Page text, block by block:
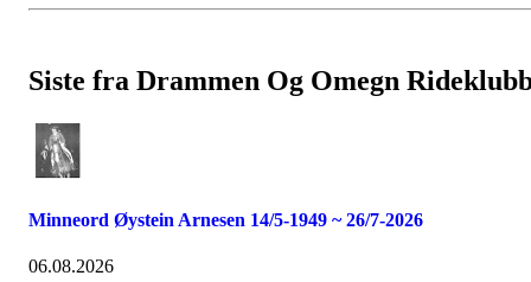
Siste fra Drammen Og Omegn
Minneord Øystein Arnesen 14/5-1949 ~ 26/7-2026
06.08.2026